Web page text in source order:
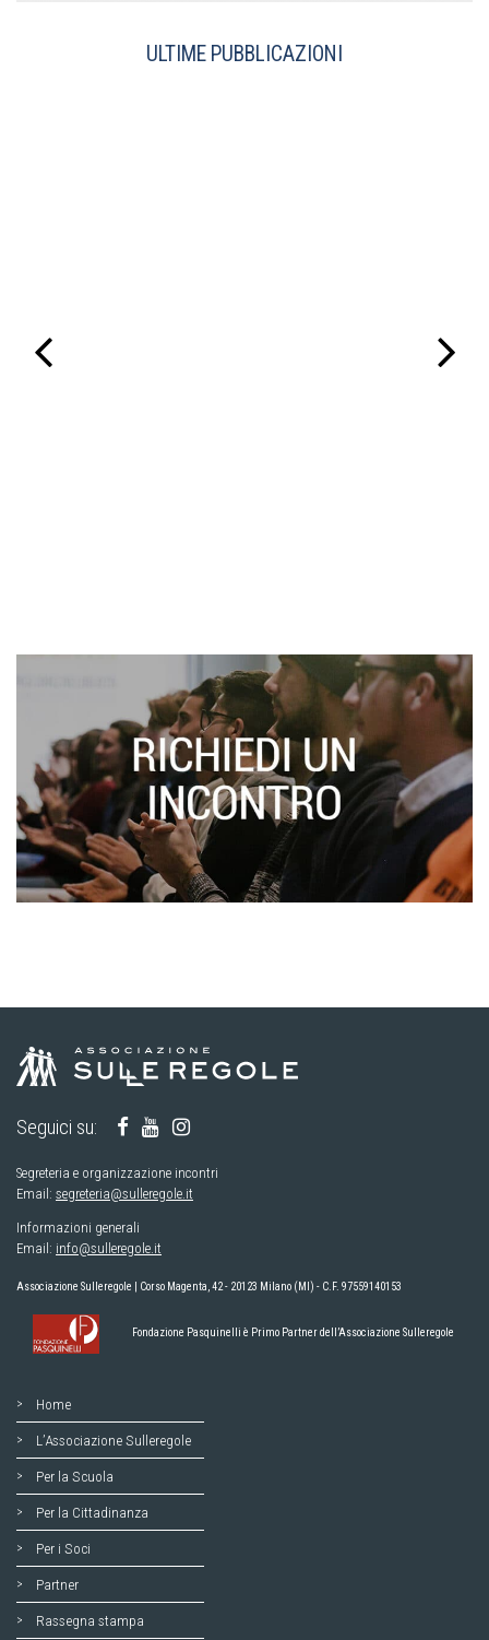
ULTIME PUBBLICAZIONI
Seguici su:
Segreteria e organizzazione incontri
Email: segreteria@sulleregole.it
Informazioni generali
Email: info@sulleregole.it
Associazione Sulleregole | Corso Magenta, 42 - 20123 Milano (MI) - C.F. 97559140153
Fondazione Pasquinelli è Primo Partner dell’Associazione Sulleregole
Home
L’Associazione Sulleregole
Per la Scuola
Per la Cittadinanza
Per i Soci
Partner
Rassegna stampa